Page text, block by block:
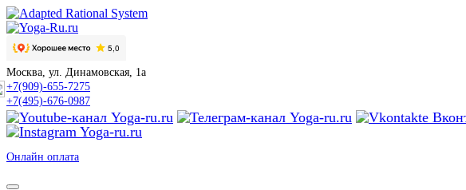
Москва, ул. Динамовская, 1а
+7(909)-655-7275
+7(495)-676-0987
Онлайн оплата